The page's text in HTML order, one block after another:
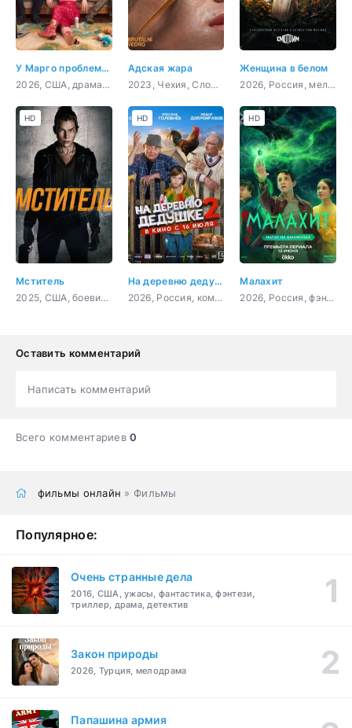
У Марго проблемы с деньгами
2026, США, драма, комедия
Адская жара
2023, Чехия, Словакия, драма
Женщина в белом
2026, Россия, мелодрама, детектив
Мститель
2025, США, боевик, триллер, драма, детектив
HD
На деревню дедушке 2
2026, Россия, комедия, семейный
HD
Малахит
2026, Россия, фэнтези, приключения, семейный
HD
Оставить комментарий
Написать комментарий
Всего комментариев0
фильмы онлайн » Фильмы
Популярное:
Очень странные дела
2016, США, ужасы, фантастика, фэнтези,
триллер, драма, детектив
Закон природы
2026, Турция, мелодрама
Папашина армия